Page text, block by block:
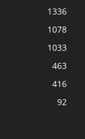
1336
1078
1033
463
416
92